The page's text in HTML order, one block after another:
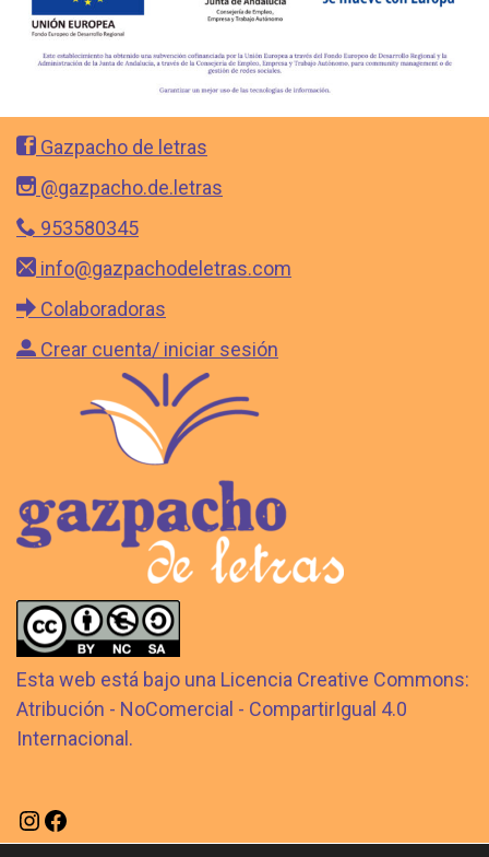
Gazpacho de letras
@gazpacho.de.letras
953580345
info@gazpachodeletras.com
Colaboradoras
Crear cuenta/ iniciar sesión
Esta web está bajo una Licencia Creative Commons:
Atribución - NoComercial - CompartirIgual 4.0
Internacional.